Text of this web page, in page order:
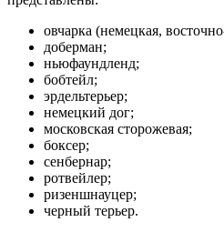
овчарка (немецкая,
доберман;
ньюфаундленд;
бобтейл;
эрдельтерьер;
немецкий дог;
московская сторожевая;
боксер;
сенбернар;
ротвейлер;
ризеншнауцер;
черный терьер.